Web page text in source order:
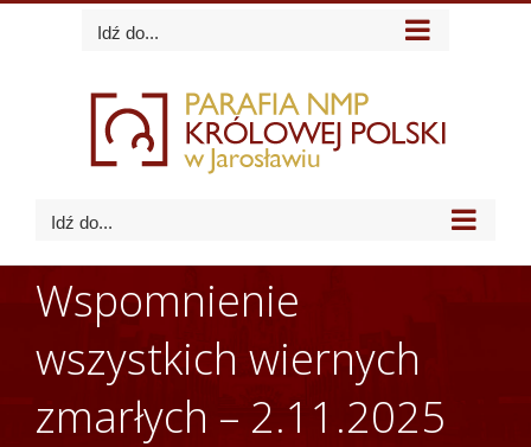
Idź do...
Idź do...
Wspomnienie
wszystkich wiernych
zmarłych – 2.11.2025